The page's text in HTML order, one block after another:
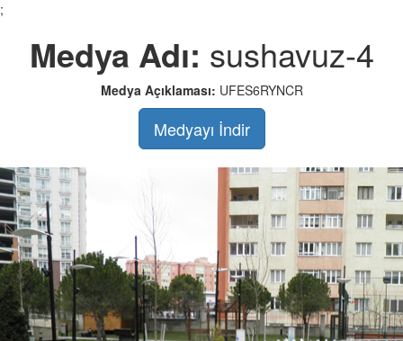
;
Medya Adı: sushavuz-4
Medya Açıklaması: UFES6RYNCR
Medyayı İndir